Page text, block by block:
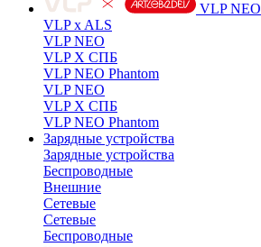
VLP NEO
VLP x ALS
VLP NEO
VLP X СПБ
VLP NEO Phantom
VLP NEO
VLP X СПБ
VLP NEO Phantom
Зарядные устройства
Зарядные устройства
Беспроводные
Внешние
Сетевые
Сетевые
Беспроводные